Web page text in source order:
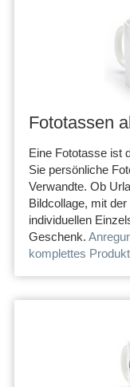
Fototassen
Eine Fototasse ist
Sie persönliche
Verwandte. Ob
Bildcollage, mit
individuellen
Geschenk.
komplettes